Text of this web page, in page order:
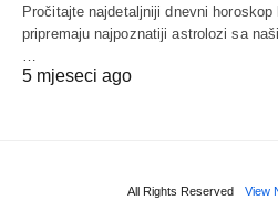
Pročitajte najdetaljniji dnevni
pripremaju najpoznatiji astrolozi sa
5 mjeseci ago
All Rights Reserved View